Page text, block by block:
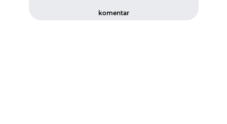
komentar